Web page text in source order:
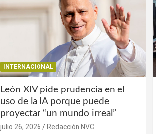
INTERNACIONAL
León XIV pide prudencia en el
uso de la IA porque puede
proyectar “un mundo irreal”
julio 26, 2026 Redacción NVC